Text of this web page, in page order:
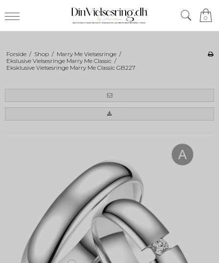
0
Forside / Shop / Marry Me Vielsesringe /
Ekslusive Vielsesringe Marry Me Classic /
Eksklusive Vielsesringe Marry Me Classic GB227